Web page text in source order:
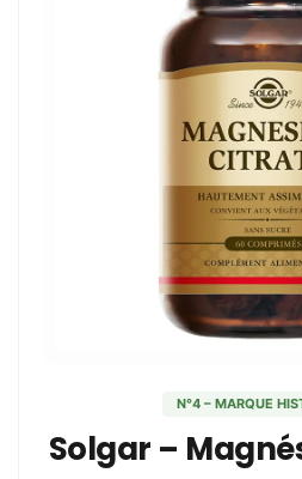
N°4 – MARQUE
Solgar –